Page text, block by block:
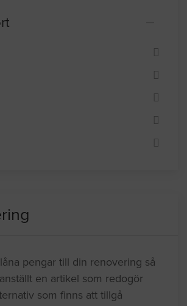
pengar till din renovering så
en artikel som redogör
som finns att tillgå